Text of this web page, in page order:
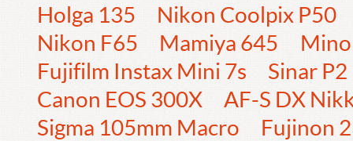
Holga 135
Nikon Coolpix P50
Nikon F65
Mamiya 645
Fujifilm Instax Mini 7s
Sinar P2
Canon EOS 300X
AF-S DX
Sigma 105mm Macro
Fujinon